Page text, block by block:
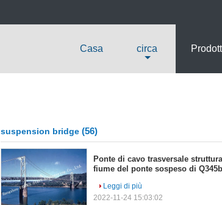
Casa circa
suspension bridge (56)
Ponte di cavo trasversale
fiume del ponte sospeso di Q345b
Leggi di più
2022-11-24 15:03:02